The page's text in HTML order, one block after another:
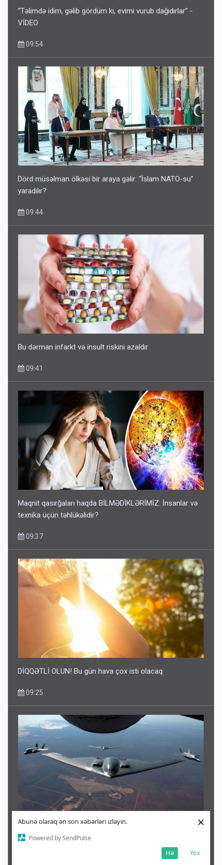
Abunə olaraq ən son xəbərləri izləyin.
Powered by SendPulse
Yox
Hə
×
“Təlimdə idim, gəlib gördüm ki, evimi vurub dağıdırlar” -
VİDEO
09:54
Dörd müsəlman ölkəsi bir araya gəlir: “İslam NATO-su”
yaradılır?
09:44
Bu dərman infarkt və insult riskini azaldır
09:41
Maqnit qasırğaları haqda BİLMƏDİKLƏRİMİZ: İnsanlar və
texnika üçün təhlükəlidir?
09:37
DİQQƏTLİ OLUN! Bu gün hava çox isti olacaq
09:25
Bu təyyarə vurulsa, ABŞ üçün ciddi fövqəladə vəziyyət
olar